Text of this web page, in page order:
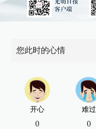
您此时的心情
开心
0
难过
0